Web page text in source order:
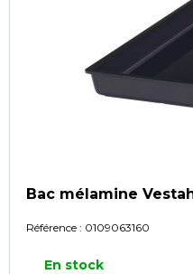
Bac mélamine
Référence : 0109063160
En stock